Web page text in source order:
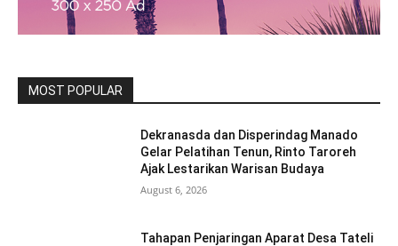
MOST POPULAR
Dekranasda dan Disperindag Manado
Gelar Pelatihan Tenun, Rinto Taroreh
Ajak Lestarikan Warisan Budaya
August 6, 2026
Tahapan Penjaringan Aparat Desa Tateli